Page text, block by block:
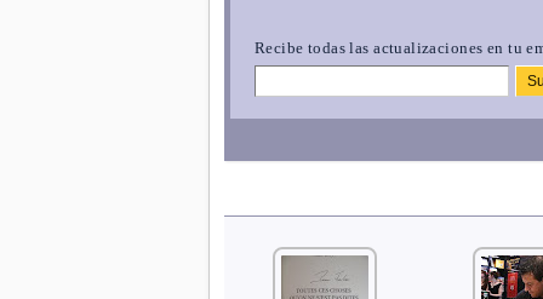
Recibe todas las actualizaciones en tu